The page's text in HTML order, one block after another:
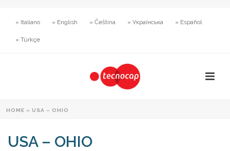
» Italiano » English » Čeština » Українська » Español
» Türkçe
HOME » USA – OHIO
USA – OHIO